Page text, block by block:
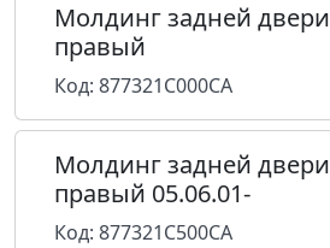
Молдинг задней двери
правый
Код: 877321C000CA
Молдинг задней двери
правый 05.06.01-
Код: 877321C500CA